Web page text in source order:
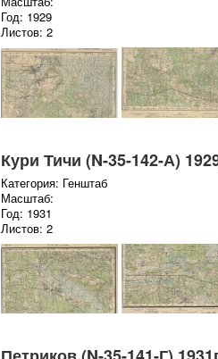
Год: 1929
Листов: 2
Кури Тичи (N-35-142-А)
Категория: Генштаб
Масштаб:
Год: 1931
Листов: 2